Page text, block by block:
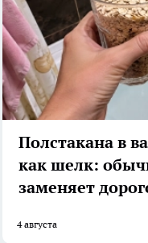
Полстакана в
как шелк:
заменяет
4 августа